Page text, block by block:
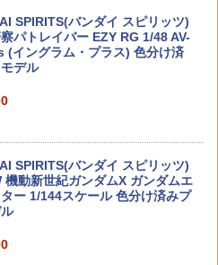
イントセットE ガンメタVer.【新
＜送料込＞ねんどろいど 星街す
セーラー衣装Ver. グッドスマイル
ー プラスチック製 塗装済み可
ュア
ッサン人形 オリーブさん GRAY
ィギュア)
東京マルイ 電動ガン モーター ハ
ル エアガン 対応
ミー(TAKARA TOMY) T-SPAR
スフォーマー ニューレジェンズ
ウンドウェーブ 可動フィギュア
NATIONS S.H.フィギュアー
PIECE シャンクス -マリンフォ
決戦- 約165mm PVC&ABS&布
済み可動フィギュア
SPIRITS(バンダイ スピリッツ)
パトレイバー EZY RG 1/48 AV-
(イングラム・プラス) 色分け済
デル
SPIRITS(バンダイ スピリッツ)
機動新世紀ガンダムX ガンダムエ
ー 1/144スケール 色分け済みプ